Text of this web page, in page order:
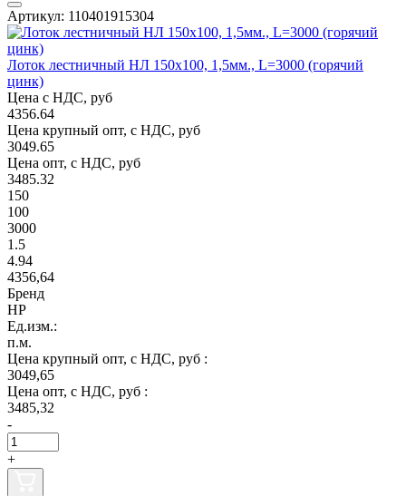
Артикул: 110401915304
Лоток лестничный НЛ 150х100, 1,5мм., L=3000 (горячий
цинк)
Цена с НДС, руб
4356.64
Цена крупный опт, с НДС, руб
3049.65
Цена опт, с НДС, руб
3485.32
150
100
3000
1.5
4.94
4356,64
Бренд
НР
Ед.изм.:
п.м.
Цена крупный опт, с НДС, руб :
3049,65
Цена опт, с НДС, руб :
3485,32
-
+